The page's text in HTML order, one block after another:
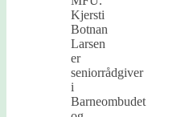
Kjersti
Botnan
Larsen
er
seniorrådgiver
i
Barneombudet